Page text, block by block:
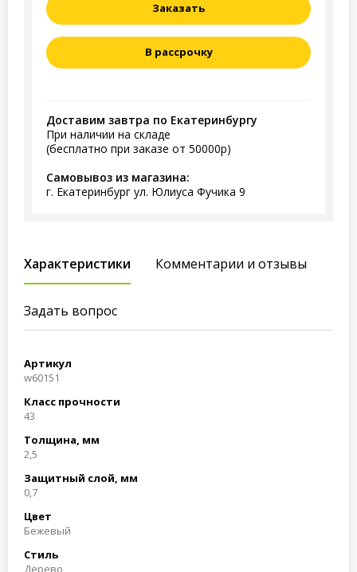
Заказать
В рассрочку
Доставим завтра по Екатеринбургу
При наличии на складе
(бесплатно при заказе от 50000р)
Самовывоз из магазина:
г. Екатеринбург ул. Юлиуса Фучика 9
Характеристики Комментарии и отзывы
Задать вопрос
Артикул
w60151
Класс прочности
43
Толщина, мм
2,5
Защитный слой, мм
0,7
Цвет
Бежевый
Стиль
Дерево